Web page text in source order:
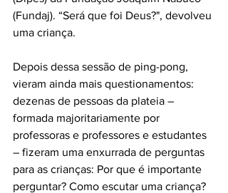
(Fundaj). “Será que foi Deus?", devolveu
uma criança.
Depois dessa sessão de ping-pong,
vieram ainda mais questionamentos:
dezenas de pessoas da plateia –
formada majoritariamente por
professoras e professores e estudantes
– fizeram uma enxurrada de perguntas
para as crianças: Por que é importante
perguntar? Como escutar uma criança?